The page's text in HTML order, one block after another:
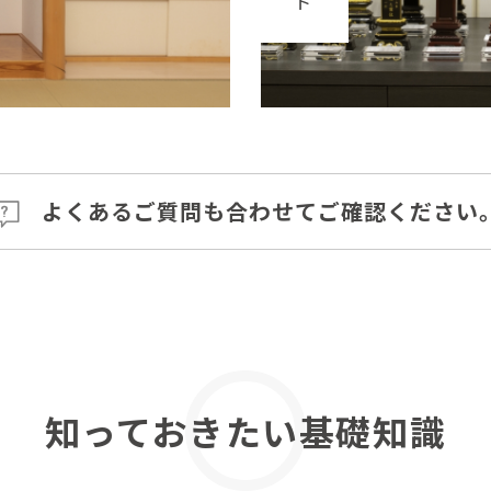
よくあるご質問も合わせてご確認ください
知っておきたい基礎知識